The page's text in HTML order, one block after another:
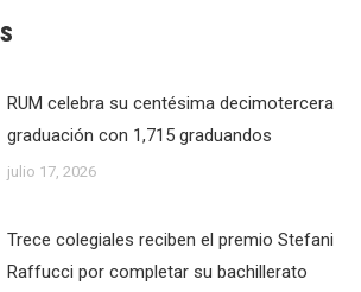
RUM celebra su centésima decimotercera
graduación con 1,715 graduandos
julio 17, 2026
Trece colegiales reciben el premio Stefani
Raffucci por completar su bachillerato